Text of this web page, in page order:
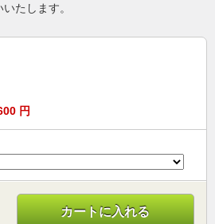
たします。
円
カートに入れる